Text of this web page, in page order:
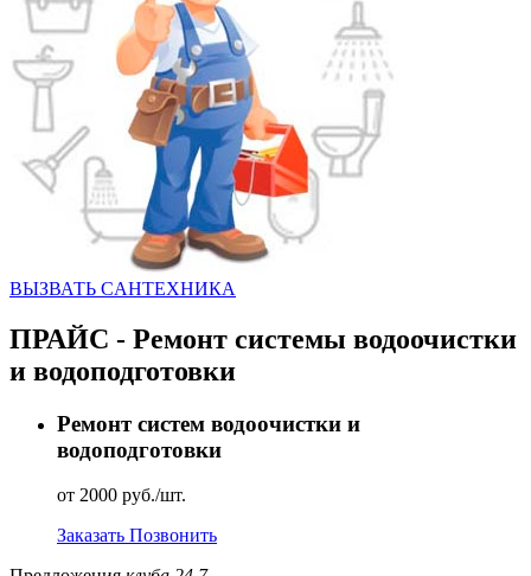
ВЫЗВАТЬ CАНТЕХНИКА
ПРАЙС - Ремонт системы водоочистки
и водоподготовки
Ремонт систем водоочистки и
водоподготовки
от 2000 руб./шт.
Заказать Позвонить